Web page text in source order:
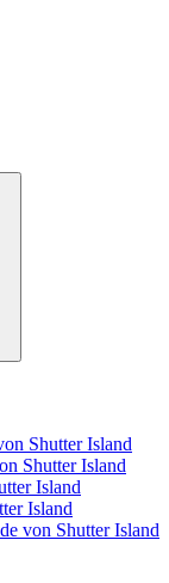
Shutter Island
Shutter Island
Island
Island
von Shutter Island